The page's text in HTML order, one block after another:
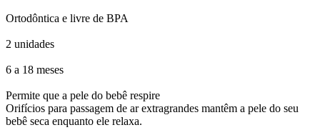
Ortodôntica e livre de BPA
2 unidades
6 a 18 meses
Permite que a pele do bebê respire
Orifícios para passagem de ar extragrandes mantêm a pele do seu
bebê seca enquanto ele relaxa.